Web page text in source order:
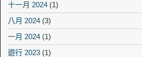
十一月 2024 (1)
八月 2024 (3)
一月 2024 (1)
遊行 2023 (1)